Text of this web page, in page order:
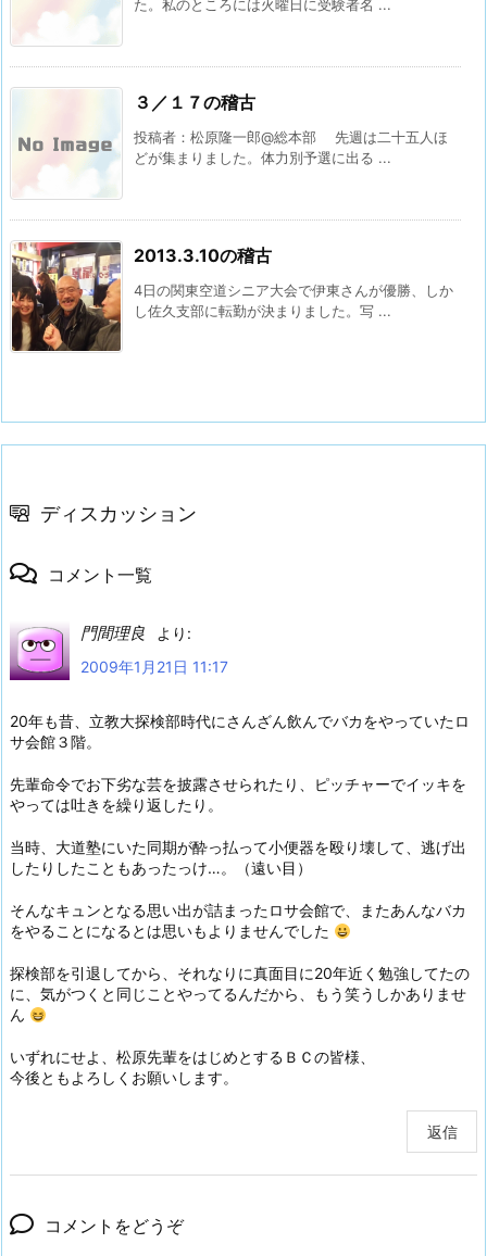
た。私のところには火曜日に受験者名 ...
３／１７の稽古
投稿者：松原隆一郎@総本部 先週は二十五人ほ
どが集まりました。体力別予選に出る ...
2013.3.10の稽古
4日の関東空道シニア大会で伊東さんが優勝、しか
し佐久支部に転勤が決まりました。写 ...
ディスカッション
コメント一覧
門間理良
より:
2009年1月21日 11:17
20年も昔、立教大探検部時代にさんざん飲んでバカをやっていたロ
サ会館３階。
先輩命令でお下劣な芸を披露させられたり、ピッチャーでイッキを
やっては吐きを繰り返したり。
当時、大道塾にいた同期が酔っ払って小便器を殴り壊して、逃げ出
したりしたこともあったっけ…。（遠い目）
そんなキュンとなる思い出が詰まったロサ会館で、またあんなバカ
をやることになるとは思いもよりませんでした
探検部を引退してから、それなりに真面目に20年近く勉強してたの
に、気がつくと同じことやってるんだから、もう笑うしかありませ
ん
いずれにせよ、松原先輩をはじめとするＢＣの皆様、
今後ともよろしくお願いします。
返信
コメントをどうぞ